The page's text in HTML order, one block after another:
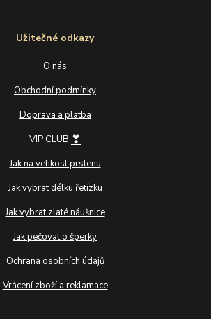
Užitečné odkazy
O nás
Obchodní podmínky
Doprava a platba
VIP CLUB ❣
Jak na velikost prstenu
Jak vybrat délku řetízku
Jak vybrat zlaté náušnice
Jak pečovat o šperky
Ochrana osobních údajů
Vrácení zboží a reklamace